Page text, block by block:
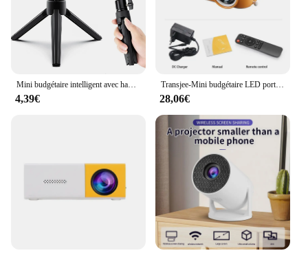
4,39€
Transjee-Mini budgétaire LED portable A10, home cinéma, cinéma 3D, budgétaire de jeu gingembre, 4K, 1080P, port HDMI, Smart TV
28,06€